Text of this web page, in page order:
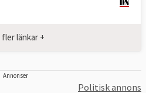
fler länkar +
Annonser
Politisk annons